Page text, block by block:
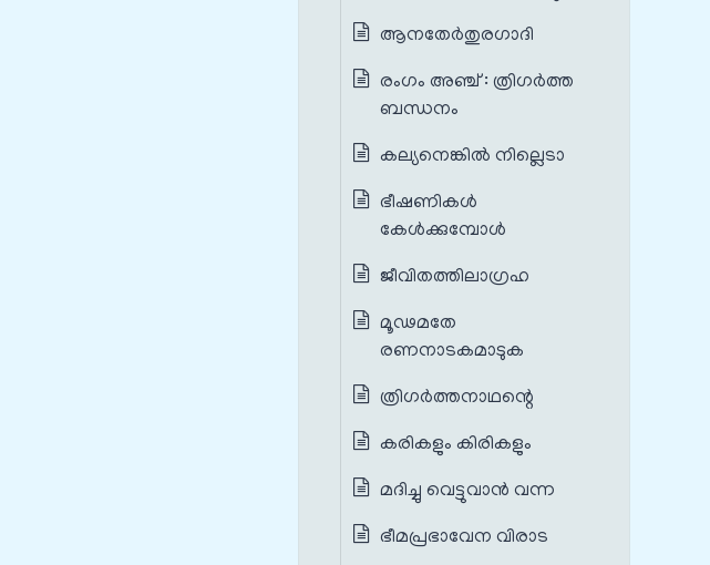
ആനതേർതുരഗാദി
രംഗം അഞ്ച് : ത്രിഗർത്ത
ബന്ധനം
കല്യനെങ്കിൽ നില്ലെടാ
ഭീഷണികൾ
കേൾക്കുമ്പോൾ
ജീവിതത്തിലാഗ്രഹ
മൂഢമതേ
രണനാടകമാടുക
ത്രിഗർത്തനാഥന്റെ
കരികളും കിരികളും
മദിച്ചു വെട്ടുവാൻ വന്ന
ഭീമപ്രഭാവേന വിരാട